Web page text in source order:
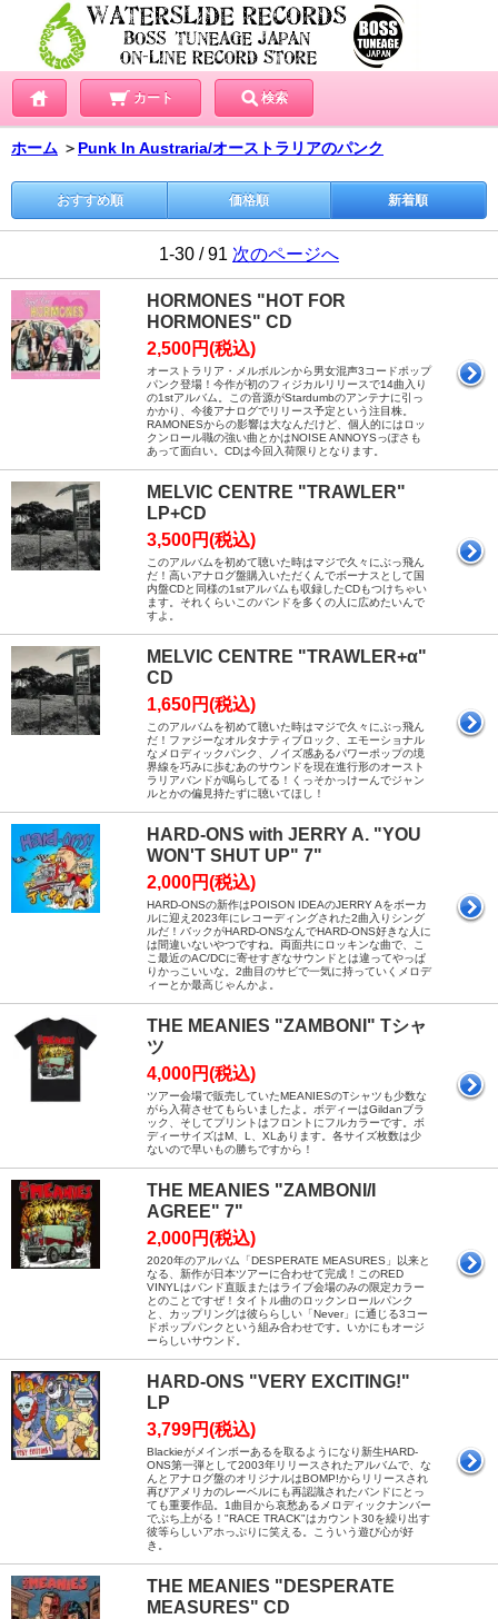
カート 検索
ホーム ＞ Punk In Austraria/オーストラリアのパンク
おすすめ順 価格順 新着順
1-30 / 91 次のページへ
HORMONES "HOT FOR
HORMONES" CD
2,500円(税込)
オーストラリア・メルボルンから男女混声3コードポップ
パンク登場！今作が初のフィジカルリリースで14曲入り
の1stアルバム。この音源がStardumbのアンテナに引っ
かかり、今後アナログでリリース予定という注目株。
RAMONESからの影響は大なんだけど、個人的にはロッ
クンロール職の強い曲とかはNOISE ANNOYSっぽさも
あって面白い。CDは今回入荷限りとなります。
MELVIC CENTRE "TRAWLER"
LP+CD
3,500円(税込)
このアルバムを初めて聴いた時はマジで久々にぶっ飛ん
だ！高いアナログ盤購入いただくんでボーナスとして国
内盤CDと同様の1stアルバムも収録したCDもつけちゃい
ます。それくらいこのバンドを多くの人に広めたいんで
すよ。
MELVIC CENTRE "TRAWLER+α"
CD
1,650円(税込)
このアルバムを初めて聴いた時はマジで久々にぶっ飛ん
だ！ファジーなオルタナティブロック、エモーショナル
なメロディックパンク、ノイズ感あるパワーポップの境
界線を巧みに歩むあのサウンドを現在進行形のオースト
ラリアバンドが鳴らしてる！くっそかっけーんでジャン
ルとかの偏見持たずに聴いてほし！
HARD-ONS with JERRY A. "YOU
WON'T SHUT UP" 7"
2,000円(税込)
HARD-ONSの新作はPOISON IDEAのJERRY Aをボーカ
ルに迎え2023年にレコーディングされた2曲入りシング
ルだ！バックがHARD-ONSなんでHARD-ONS好きな人に
は間違いないやつですね。両面共にロッキンな曲で、こ
こ最近のAC/DCに寄せすぎなサウンドとは違ってやっぱ
りかっこいいな。2曲目のサビで一気に持っていくメロデ
ィーとか最高じゃんかよ。
THE MEANIES "ZAMBONI" Tシャ
ツ
4,000円(税込)
ツアー会場で販売していたMEANIESのTシャツも少数な
がら入荷させてもらいましたよ。ボディーはGildanブラ
ック、そしてプリントはフロントにフルカラーです。ボ
ディーサイズはM、L、XLあります。各サイズ枚数は少
ないので早いもの勝ちですから！
THE MEANIES "ZAMBONI/I
AGREE" 7"
2,000円(税込)
2020年のアルバム「DESPERATE MEASURES」以来と
なる、新作が日本ツアーに合わせて完成！このRED
VINYLはバンド直販またはライブ会場のみの限定カラー
とのことですぜ！タイトル曲のロックンロールパンク
と、カップリングは彼ららしい「Never」に通じる3コー
ドポップパンクという組み合わせです。いかにもオージ
ーらしいサウンド。
HARD-ONS "VERY EXCITING!"
LP
3,799円(税込)
Blackieがメインボーあるを取るようになり新生HARD-
ONS第一弾として2003年リリースされたアルバムで、な
んとアナログ盤のオリジナルはBOMP!からリリースされ
再びアメリカのレーベルにも再認識されたバンドにとっ
ても重要作品。1曲目から哀愁あるメロディックナンバー
でぶち上がる！"RACE TRACK"はカウント30を繰り出す
彼等らしいアホっぷりに笑える。こういう遊び心が好
き。
THE MEANIES "DESPERATE
MEASURES" CD